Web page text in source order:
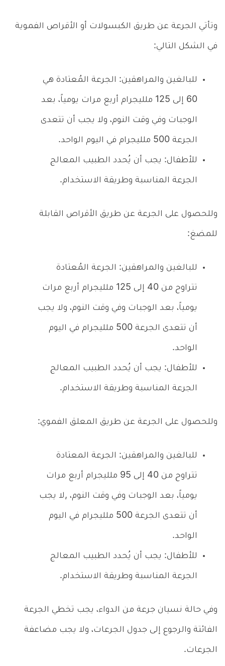
وتأتي الجرعة عن طريق الكبسولات أو الأقراص الفموية
في الشكل التالي:
للبالغين والمراهقين: الجرعة المُعتادة هي
60 إلى 125 ملليجرام أربع مرات يومياً، بعد
الوجبات وفي وقت النوم، ولا يجب أن تتعدى
الجرعة 500 ملليجرام في اليوم الواحد.
للأطفال: يجب أن يُحدد الطبيب المعالج
الجرعة المناسبة وطريقة الاستخدام.
وللحصول على الجرعة عن طريق الأقراص القابلة
للمضغ:
للبالغين والمراهقين: الجرعة المُعتادة
تتراوح من 40 إلى 125 ملليجرام أربع مرات
يومياً، بعد الوجبات وفي وقت النوم، ولا يجب
أن تتعدى الجرعة 500 ملليجرام في اليوم
الواحد.
للأطفال: يجب أن يُحدد الطبيب المعالج
الجرعة المناسبة وطريقة الاستخدام.
وللحصول على الجرعة عن طريق المعلق الفموي:
للبالغين والمراهقين: الجرعة المعتادة
تتراوح من 40 إلى 95 ملليجرام أربع مرات
يومياً، بعد الوجبات وفي وقت النوم، ,لا يجب
أن تتعدى الجرعة 500 ملليجرام في اليوم
الواحد.
للأطفال: يجب أن يُحدد الطبيب المعالج
الجرعة المناسبة وطريقة الاستخدام.
وفي حالة نسيان جرعة من الدواء، يجب تخطي الجرعة
الفائتة والرجوع إلى جدول الجرعات، ولا يجب مضاعفة
الجرعات.